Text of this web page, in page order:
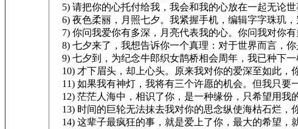
5) 请把你的心托付给我，我会和我的心放在一起无论
6) 夜色柔丽，月照七夕。我紧握手机，编辑字字珠玑
7) 你问我爱你有多深，月亮代表我的心。你问我对你有
8) 七夕来了，我想告诉你一个真理：对于世界而言，你
9) 七夕到，为纪念牛郎织女鹊桥相会周年，我已种下
10) 才下眉头，却上心头。原来我对你的爱深至如此，
11) 如果我有神灯，我将有三个许愿的机会。但我只要
12) 茫茫人海中，相识了你，是一种缘份，只希望用我
13) 时间的巨轮无法抹去我对你的思念纵使海枯石烂，
14) 这辈子最疯狂的事，就是爱上了你，最大的希望，